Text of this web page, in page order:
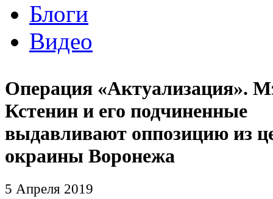
Блоги
Видео
Операция «Актуализация».
Кстенин и его подчиненные
выдавливают оппозицию из
окраины Воронежа
5 Апреля 2019